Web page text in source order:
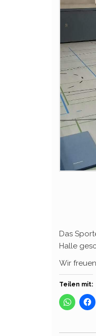
Das
Halle
Wir
Teilen mit: